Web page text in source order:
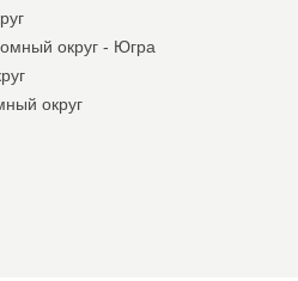
округ - Югра
округ